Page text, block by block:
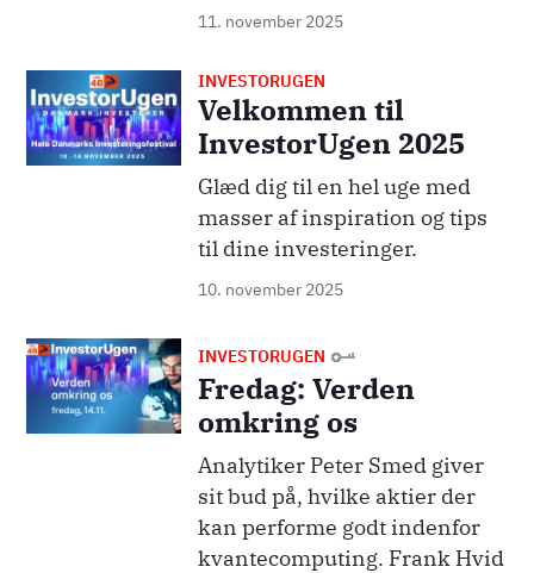
11. november 2025
Billede INVESTORUGEN
Velkommen til
InvestorUgen 2025
Glæd dig til en hel uge med
masser af inspiration og tips
til dine investeringer.
10. november 2025
Billede INVESTORUGEN
Fredag: Verden
omkring os
Analytiker Peter Smed giver
sit bud på, hvilke aktier der
kan performe godt indenfor
kvantecomputing. Frank Hvid